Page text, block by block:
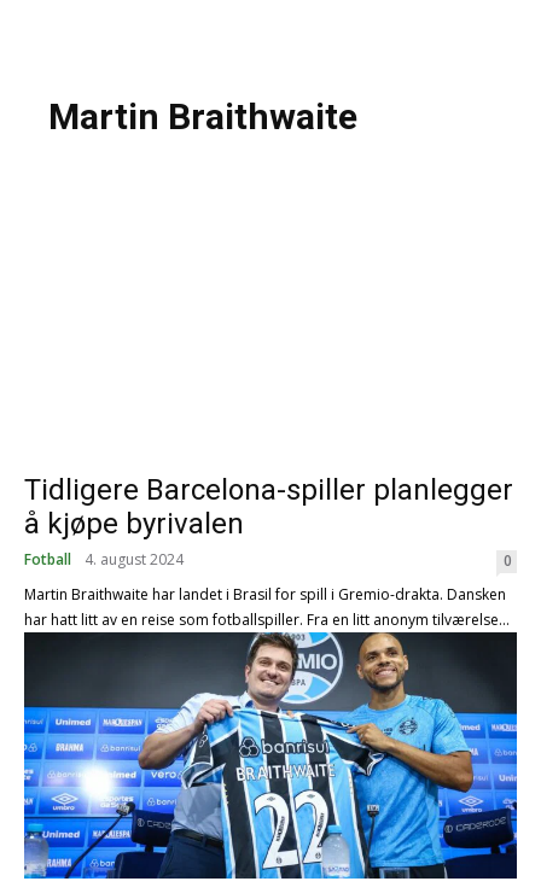
Martin Braithwaite
Tidligere Barcelona-spiller planlegger
å kjøpe byrivalen
Fotball 4. august 2024
0
Martin Braithwaite har landet i Brasil for spill i Gremio-drakta. Dansken
har hatt litt av en reise som fotballspiller. Fra en litt anonym tilværelse...